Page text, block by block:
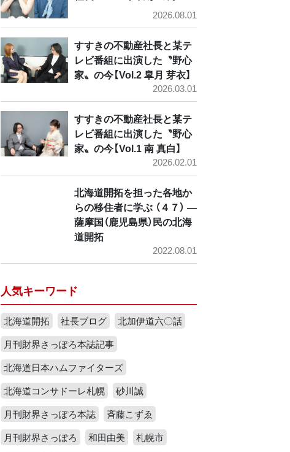
2026.08.01
すすきの不動産社長と某テ
レビ番組に出演した〝野心
家〟の今【Vol.2 皐月 芽衣】
2026.03.01
すすきの不動産社長と某テ
レビ番組に出演した〝野心
家〟の今【Vol.1 南 真白】
2026.02.01
北海道開拓を担った各地か
らの移住者に学ぶ （４７） ―
薩摩国（鹿児島県）民の北海
道開拓
2022.08.01
人気キーワード
北海道開拓 社長ブログ
北加伊道六〇話
月刊財界さっぽろ本誌記事
北海道日本ハムファイターズ
北海道コンサドーレ札幌
砂川誠
月刊財界さっぽろ本誌
斉藤こずゑ
月刊財界さっぽろ
和田由美
札幌市